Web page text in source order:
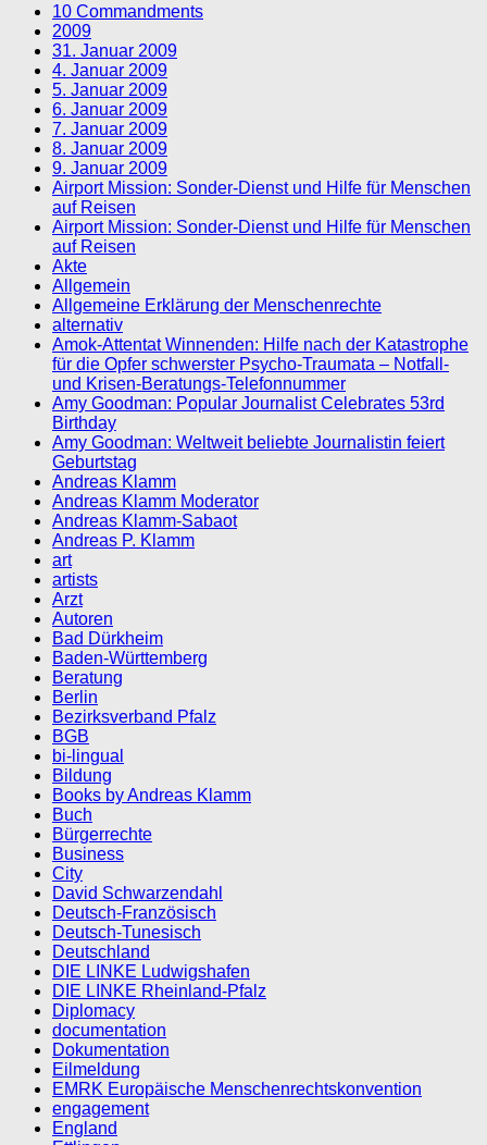
10 Commandments
2009
31. Januar 2009
4. Januar 2009
5. Januar 2009
6. Januar 2009
7. Januar 2009
8. Januar 2009
9. Januar 2009
Airport Mission: Sonder-Dienst und Hilfe für Menschen
auf Reisen
Airport Mission: Sonder-Dienst und Hilfe für Menschen
auf Reisen
Akte
Allgemein
Allgemeine Erklärung der Menschenrechte
alternativ
Amok-Attentat Winnenden: Hilfe nach der Katastrophe
für die Opfer schwerster Psycho-Traumata – Notfall-
und Krisen-Beratungs-Telefonnummer
Amy Goodman: Popular Journalist Celebrates 53rd
Birthday
Amy Goodman: Weltweit beliebte Journalistin feiert
Geburtstag
Andreas Klamm
Andreas Klamm Moderator
Andreas Klamm-Sabaot
Andreas P. Klamm
art
artists
Arzt
Autoren
Bad Dürkheim
Baden-Württemberg
Beratung
Berlin
Bezirksverband Pfalz
BGB
bi-lingual
Bildung
Books by Andreas Klamm
Buch
Bürgerrechte
Business
City
David Schwarzendahl
Deutsch-Französisch
Deutsch-Tunesisch
Deutschland
DIE LINKE Ludwigshafen
DIE LINKE Rheinland-Pfalz
Diplomacy
documentation
Dokumentation
Eilmeldung
EMRK Europäische Menschenrechtskonvention
engagement
England